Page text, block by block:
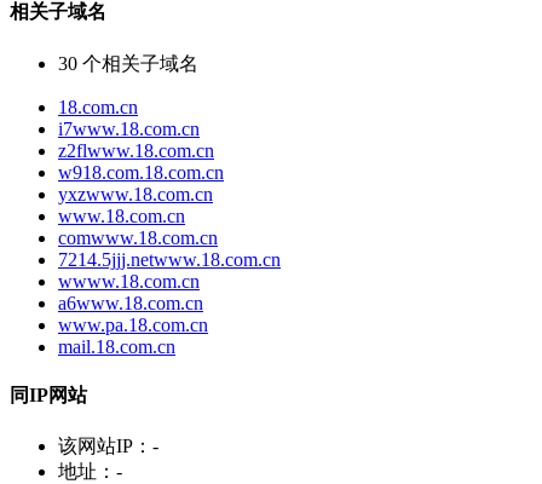
相关子域名
30 个相关子域名
18.com.cn
i7www.18.com.cn
z2flwww.18.com.cn
w918.com.18.com.cn
yxzwww.18.com.cn
www.18.com.cn
comwww.18.com.cn
7214.5jjj.netwww.18.com.cn
wwww.18.com.cn
a6www.18.com.cn
www.pa.18.com.cn
mail.18.com.cn
同IP网站
该网站IP： -
地址： -